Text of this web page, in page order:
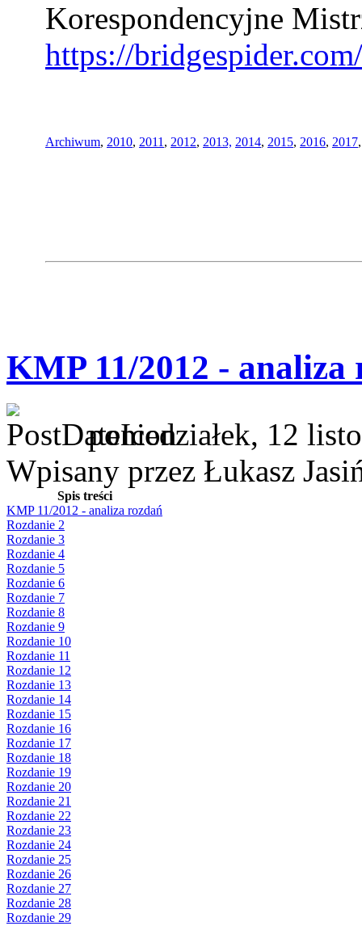
Korespondencyjne
https://
Archiwum, 2010, 2011 , 2012, 2013, 2014, 2015, 2016, 2017
KMP 11/2012 - analiza
poniedziałek, 12
Wpisany przez Łukasz
Spis treści
KMP 11/2012 - analiza rozdań
Rozdanie 2
Rozdanie 3
Rozdanie 4
Rozdanie 5
Rozdanie 6
Rozdanie 7
Rozdanie 8
Rozdanie 9
Rozdanie 10
Rozdanie 11
Rozdanie 12
Rozdanie 13
Rozdanie 14
Rozdanie 15
Rozdanie 16
Rozdanie 17
Rozdanie 18
Rozdanie 19
Rozdanie 20
Rozdanie 21
Rozdanie 22
Rozdanie 23
Rozdanie 24
Rozdanie 25
Rozdanie 26
Rozdanie 27
Rozdanie 28
Rozdanie 29